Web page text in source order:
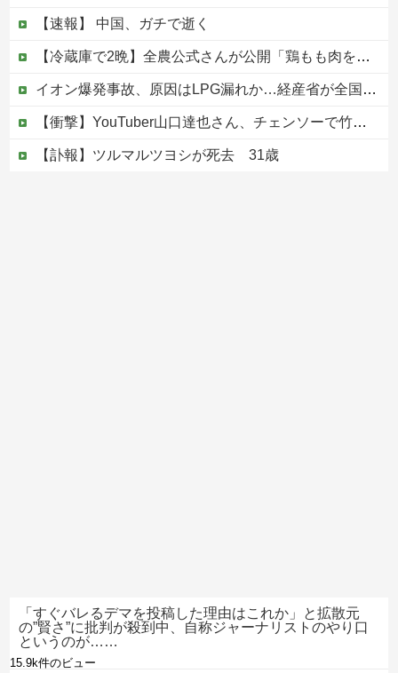
【速報】 中国、ガチで逝く
【冷蔵庫で2晩】全農公式さんが公開「鶏もも肉を最高おいしく食べる方法」が大反響！
イオン爆発事故、原因はLPG漏れか…経産省が全国一斉点検
【衝撃】YouTuber山口達也さん、チェンソーで竹を切るだけで600万再生を突破してしまう←正直、こう言うのでいいんだよなw w w w w w w w
【訃報】ツルマルツヨシが死去 31歳
「すぐバレるデマを投稿した理由はこれか」と拡散元
の”賢さ”に批判が殺到中、自称ジャーナリストのやり口
というのが……
15.9k件のビュー